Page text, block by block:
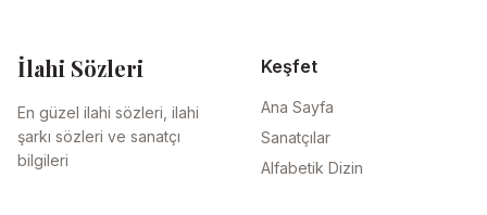
İlahi Sözleri
En güzel ilahi sözleri, ilahi
şarkı sözleri ve sanatçı
bilgileri
Keşfet
Ana Sayfa
Sanatçılar
Alfabetik Dizin